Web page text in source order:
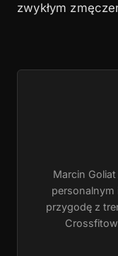
zwykłym
Marcin
przygodę z